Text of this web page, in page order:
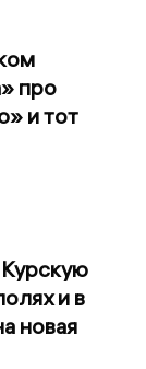
про
и тот
и в
новая